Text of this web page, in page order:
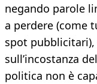
negando parole
a perdere (come
spot
sull’incostanza
politica non è